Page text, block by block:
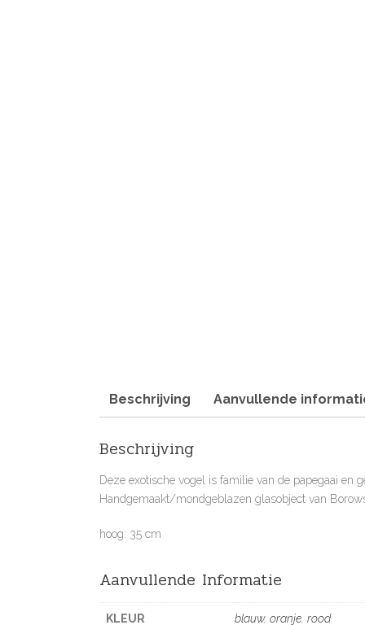
Beschrijving Aanvullende
Beschrijving
Deze exotische vogel is familie van de papegaai en
Handgemaakt/mondgeblazen glasobject van
hoog: 35 cm
Aanvullende Informatie
KLEUR blauw, oranje, rood